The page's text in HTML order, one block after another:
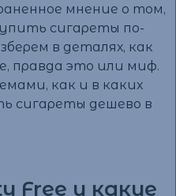
мнение о том,
сигареты по-
в деталях, как
правда это или миф.
как и в каких
сигареты дешево в
Free и какие